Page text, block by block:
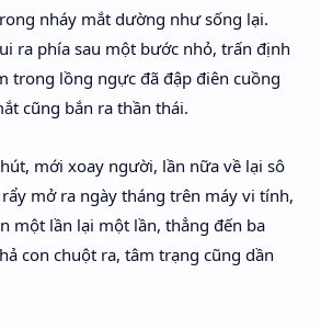
nháy mắt dường như sống lại.
ra phía sau một bước nhỏ, trấn định
trong lồng ngực đã đập điên cuồng
cũng bắn ra thần thái.
mới xoay người, lần nữa về lại sô
mở ra ngày tháng trên máy vi tính,
một lần lại một lần, thẳng đến ba
con chuột ra, tâm trạng cũng dần